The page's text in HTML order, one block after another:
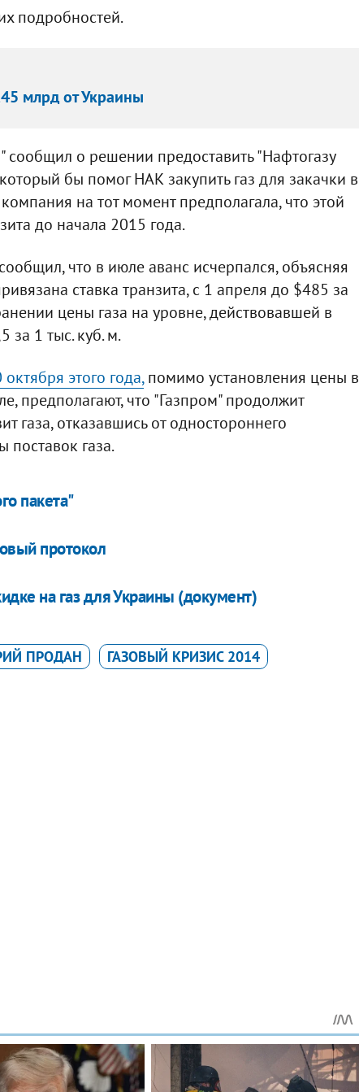
подробностей.
млрд от Украины
о решении предоставить "Нафтогазу
бы помог НАК закупить газ для закачки в
на тот момент предполагала, что этой
до начала 2015 года.
что в июле аванс исчерпался, объясняя
ставка транзита, с 1 апреля до $485 за
цены газа на уровне, действовавшей в
за 1 тыс. куб. м.
этого года,помимо установления цены в
предполагают, что "Газпром" продолжит
газа, отказавшись от одностороннего
поставок газа.
пакета"
протокол
на газ для Украины (документ)
ПРОДАН
ГАЗОВЫЙ КРИЗИС 2014